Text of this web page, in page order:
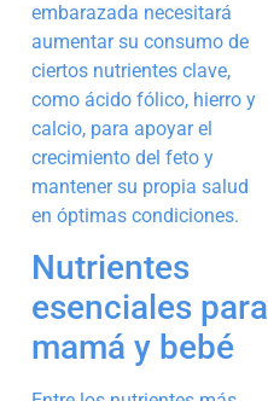
embarazada necesitará
aumentar su consumo de
ciertos nutrientes clave,
como ácido fólico, hierro y
calcio, para apoyar el
crecimiento del feto y
mantener su propia salud
en óptimas condiciones.
Nutrientes
esenciales para
mamá y bebé